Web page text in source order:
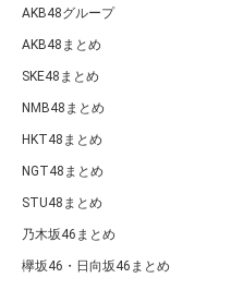
AKB48グループ
AKB48まとめ
SKE48まとめ
NMB48まとめ
HKT48まとめ
NGT48まとめ
STU48まとめ
乃木坂46まとめ
欅坂46・日向坂46まとめ